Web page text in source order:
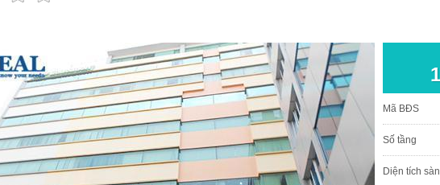
Mã BĐS
Số tầng
Diện tích sàn